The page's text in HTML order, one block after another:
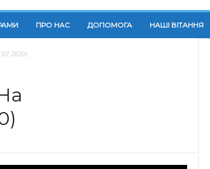
ПРО НАС ДОПОМОГА НАШІ ВІТАННЯ